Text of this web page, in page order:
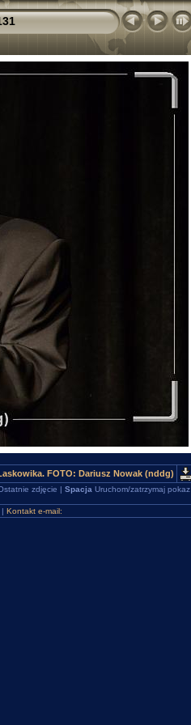
FOTO: Dariusz Nowak (nddg)
zdjęcie | Spacja Uruchom/zatrzymaj pokaz
| Kontakt e-mail: